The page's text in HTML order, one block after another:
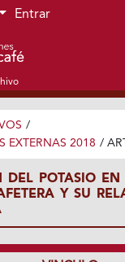
principal
sitio
Entrar
/
EXTERNAS 2018 /
DEL POTASIO EN
Y SU